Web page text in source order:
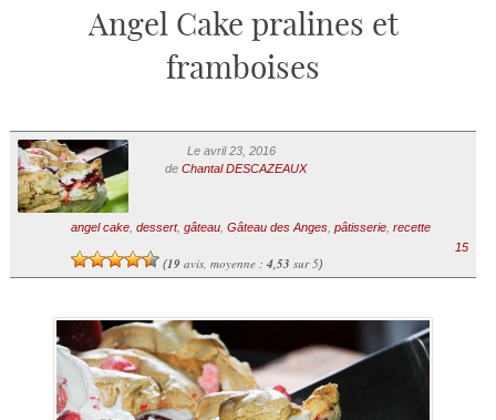
Angel Cake pralines et
framboises
Le avril 23, 2016
de Chantal DESCAZEAUX
angel cake, dessert, gâteau, Gâteau des Anges, pâtisserie, recette
(19avis, moyenne : 4,53 sur 5)
15